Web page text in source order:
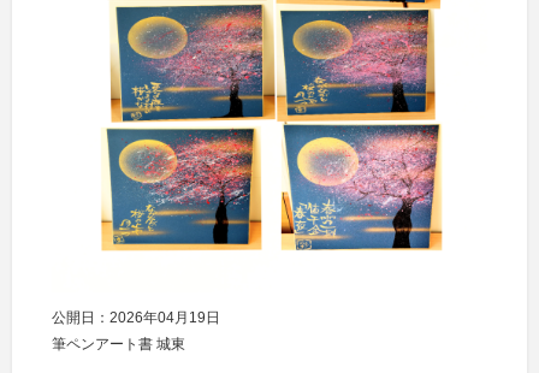
公開日：2026年04月19日
筆ペンアート書 城東